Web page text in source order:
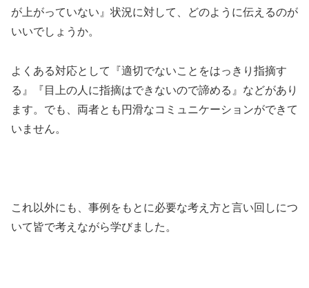
が上がっていない』状況に対して、どのように伝えるのが
いいでしょうか。
よくある対応として『適切でないことをはっきり指摘す
る』『目上の人に指摘はできないので諦める』などがあり
ます。でも、両者とも円滑なコミュニケーションができて
いません。
これ以外にも、事例をもとに必要な考え方と言い回しにつ
いて皆で考えながら学びました。